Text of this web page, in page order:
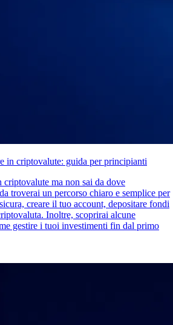
in criptovalute: guida per principianti
ma non sai da dove
troverai un percorso chiaro e semplice per
creare il tuo account, depositare fondi
Inoltre, scoprirai alcune
gestire i tuoi investimenti fin dal primo